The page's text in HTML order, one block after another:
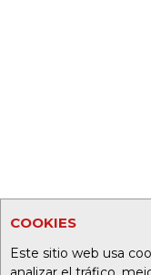
COOKIES
Este sitio web usa